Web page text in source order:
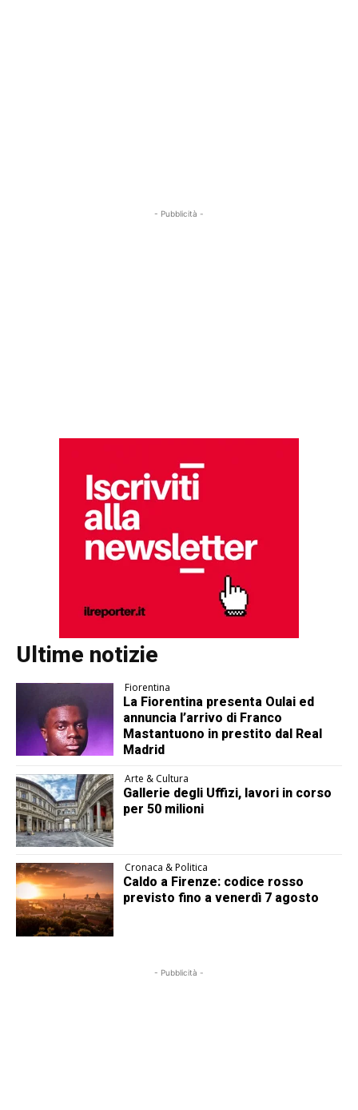
- Pubblicità -
Ultime notizie
Fiorentina
La Fiorentina presenta Oulai ed
annuncia l’arrivo di Franco
Mastantuono in prestito dal Real
Madrid
Arte & Cultura
Gallerie degli Uffizi, lavori in corso
per 50 milioni
Cronaca & Politica
Caldo a Firenze: codice rosso
previsto fino a venerdì 7 agosto
- Pubblicità -